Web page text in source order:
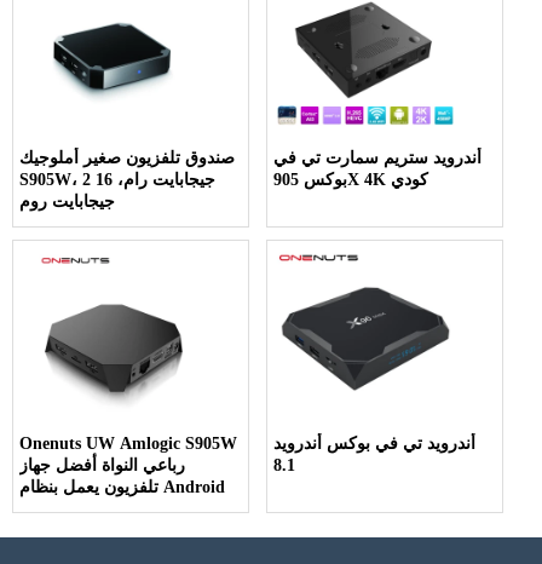
صندوق تلفزيون صغير أملوجيك
S905W، 2 جيجابايت رام، 16
جيجابايت روم
أندرويد ستريم سمارت تي في
بوكس ​​905X 4K كودي
Onenuts UW Amlogic S905W
رباعي النواة أفضل جهاز
تلفزيون يعمل بنظام Android
أندرويد تي في بوكس ​​أندرويد
8.1